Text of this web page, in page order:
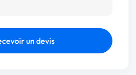
un devis